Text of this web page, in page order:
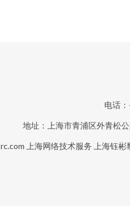
电话
地址：上海市青浦区外青松
上海网络技术服务 上海钰